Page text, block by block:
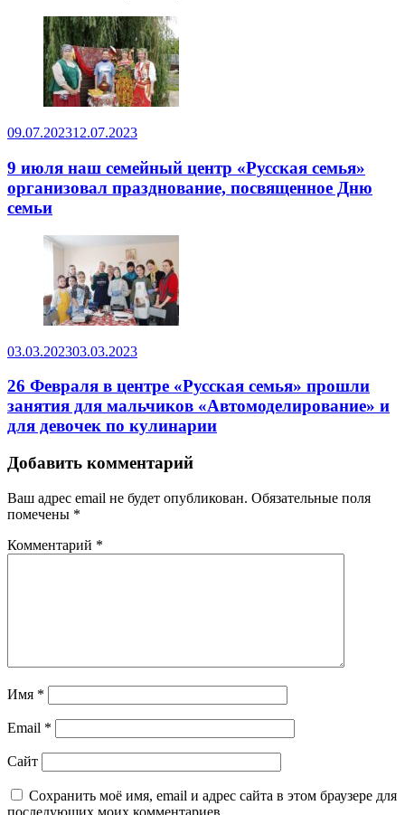
09.07.202312.07.2023
9 июля наш семейный центр «Русская семья»
организовал празднование, посвященное Дню
семьи
03.03.202303.03.2023
26 Февраля в центре «Русская семья» прошли
занятия для мальчиков «Автомоделирование» и
для девочек по кулинарии
Добавить комментарий
Ваш адрес email не будет опубликован. Обязательные поля
помечены *
Комментарий *
Имя *
Email *
Сайт
Сохранить моё имя, email и адрес сайта в этом браузере для
последующих моих комментариев.